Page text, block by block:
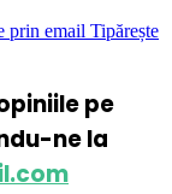
prin email Tipărește
pe
ne la